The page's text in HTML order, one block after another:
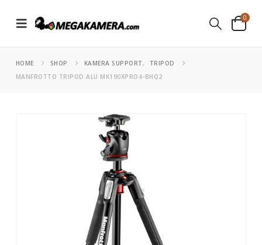
0
HOME SHOP KAMERA SUPPORT,
TRIPOD
MANFROTTO TRIPOD ALU MK190XPRO4-BHQ2